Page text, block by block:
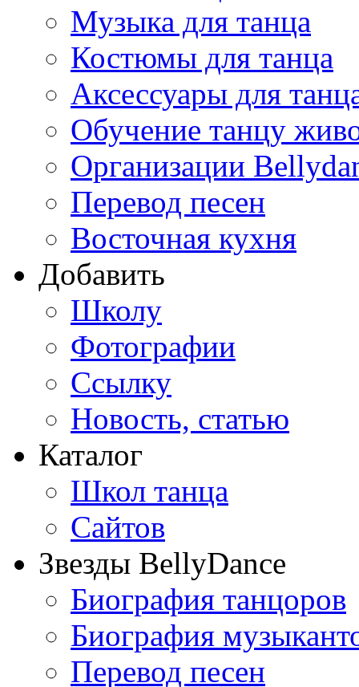
Музыка для танца
Костюмы для танца
Аксессуары для
Обучение танцу
Организации
Перевод песен
Восточная кухня
Добавить
Школу
Фотографии
Ссылку
Новость, статью
Каталог
Школ танца
Сайтов
Звезды BellyDance
Биография танцоров
Биография
Перевод песен